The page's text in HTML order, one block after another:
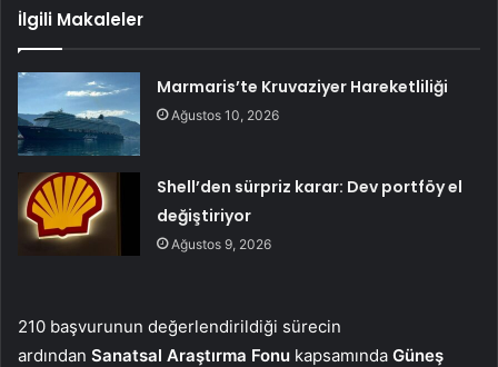
İlgili Makaleler
Marmaris’te Kruvaziyer Hareketliliği
Ağustos 10, 2026
Shell’den sürpriz karar: Dev portföy el
değiştiriyor
Ağustos 9, 2026
210 başvurunun değerlendirildiği sürecin
ardından Sanatsal Araştırma Fonu kapsamında Güneş